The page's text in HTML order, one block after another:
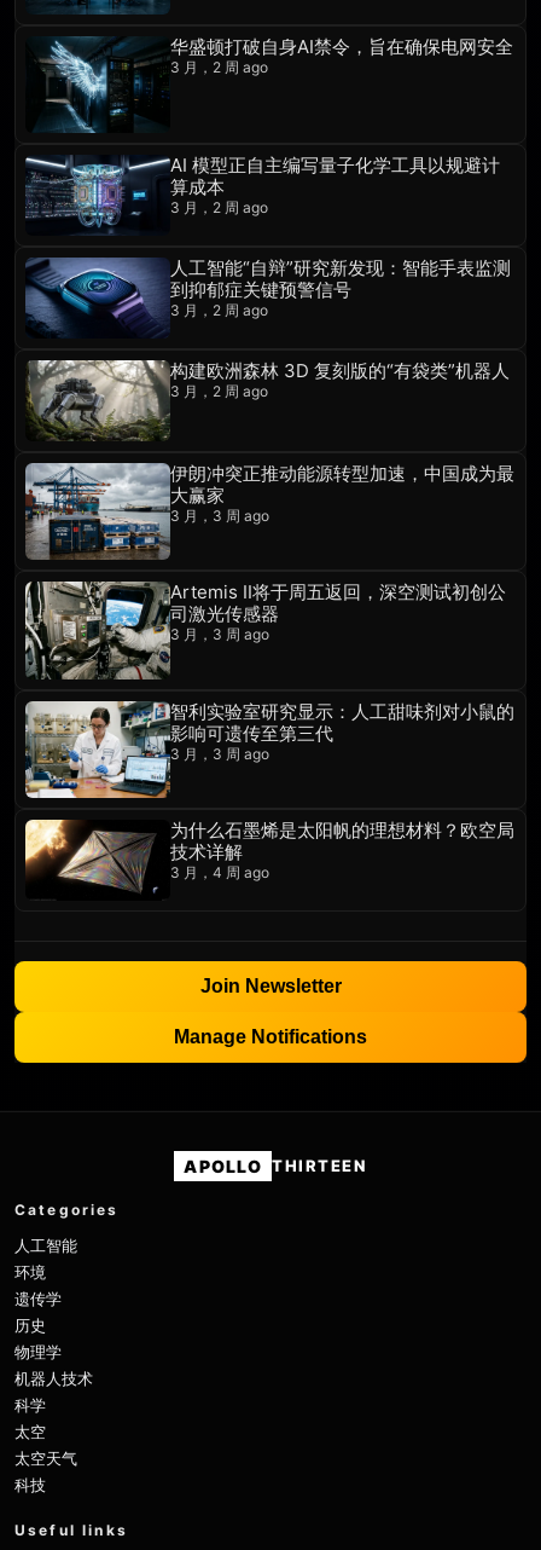
华盛顿打破自身AI禁令，旨在确保电网安全
3 月，2 周 ago
AI 模型正自主编写量子化学工具以规避计
算成本
3 月，2 周 ago
人工智能“自辩”研究新发现：智能手表监测
到抑郁症关键预警信号
3 月，2 周 ago
构建欧洲森林 3D 复刻版的“有袋类”机器人
3 月，2 周 ago
伊朗冲突正推动能源转型加速，中国成为最
大赢家
3 月，3 周 ago
Artemis II将于周五返回，深空测试初创公
司激光传感器
3 月，3 周 ago
智利实验室研究显示：人工甜味剂对小鼠的
影响可遗传至第三代
3 月，3 周 ago
为什么石墨烯是太阳帆的理想材料？欧空局
技术详解
3 月，4 周 ago
Join Newsletter
Manage Notifications
APOLLO THIRTEEN
Categories
人工智能
环境
遗传学
历史
物理学
机器人技术
科学
太空
太空天气
科技
Useful links